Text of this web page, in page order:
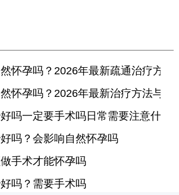
怀孕吗？2026年最新疏通治疗方法
怀孕吗？2026年最新治疗方法与检
吗一定要手术吗日常需要注意什么
吗？会影响自然怀孕吗
手术才能怀孕吗
吗？需要手术吗